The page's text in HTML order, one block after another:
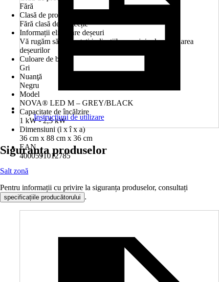
Fără
Clasă de protecţie
Fără clasă de protecție
Informații eliminare deșeuri
Vă rugăm să respectați indicațiile cu privire la eliminarea
deșeurilor
Culoare de bază
Gri
Nuanţă
Negru
Model
NOVA® LED M – GREY/BLACK
Capacitate de încălzire
1 kW - 2,5 kW
Dimensiuni (l x î x a)
36 cm x 88 cm x 36 cm
EAN
4000591012785
Instrucțiuni de utilizare
Siguranța produselor
Salt zonă
Pentru informații cu privire la siguranța produselor, consultați
specificațiile producătorului .